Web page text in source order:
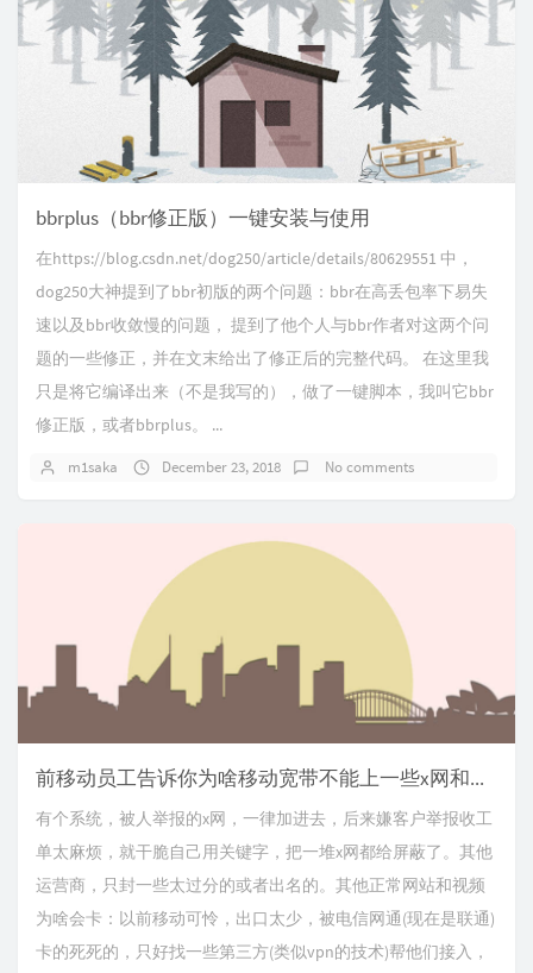
bbrplus（bbr修正版）一键安装与使用
在https://blog.csdn.net/dog250/article/details/80629551 中，
dog250大神提到了bbr初版的两个问题：bbr在高丢包率下易失
速以及bbr收敛慢的问题， 提到了他个人与bbr作者对这两个问
题的一些修正，并在文末给出了修正后的完整代码。 在这里我
只是将它编译出来（不是我写的），做了一键脚本，我叫它bbr
修正版，或者bbrplus。 ...
m1saka December 23, 2018 No comments
前移动员工告诉你为啥移动宽带不能上一些x网和一些正常网站
有个系统，被人举报的x网，一律加进去，后来嫌客户举报收工
单太麻烦，就干脆自己用关键字，把一堆x网都给屏蔽了。其他
运营商，只封一些太过分的或者出名的。其他正常网站和视频
为啥会卡：以前移动可怜，出口太少，被电信网通(现在是联通)
卡的死死的，只好找一些第三方(类似vpn的技术)帮他们接入，